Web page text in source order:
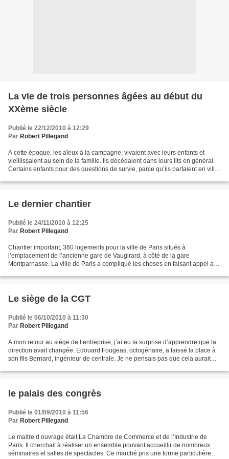
La vie de trois personnes âgées au début du
XXème siècle
Publié le 22/12/2010 à 12:29
Par Robert Pillegand
A cette époque, les aïeux à la campagne, vivaient avec leurs enfants et
vieillissaient au sein de la famille. Ils décédaient dans leurs lits en général.
Certains enfants pour des questions de survie, parce qu’ils partaient en ville,
Le dernier chantier
Publié le 24/11/2010 à 12:25
Par Robert Pillegand
Chantier important, 360 logements pour la ville de Paris situés à
l’emplacement de l’ancienne gare de Vaugirard, à côté de la gare
Montparnasse. La ville de Paris a compliqué les choses en faisant appel à 3
Le siège de la CGT
Publié le 06/10/2010 à 11:30
Par Robert Pillegand
A mon retour au siège de l’entreprise, j’ai eu la surprise d’apprendre que la
direction avait changée. Edouard Fougeas, octogénaire, a laissé la place à
son fils Bernard, ingénieur de centrale. Je ne pensais pas que cela aurait
le palais des congrès
Publié le 01/09/2010 à 11:56
Par Robert Pillegand
Le maitre d ouvrage était La Chambre de Commerce et de l’Industrie de
Paris. Il cherchait à réaliser un ensemble pouvant accueillir de nombreux
séminaires et salles de spectacles. Ce marché pris une forme particulière